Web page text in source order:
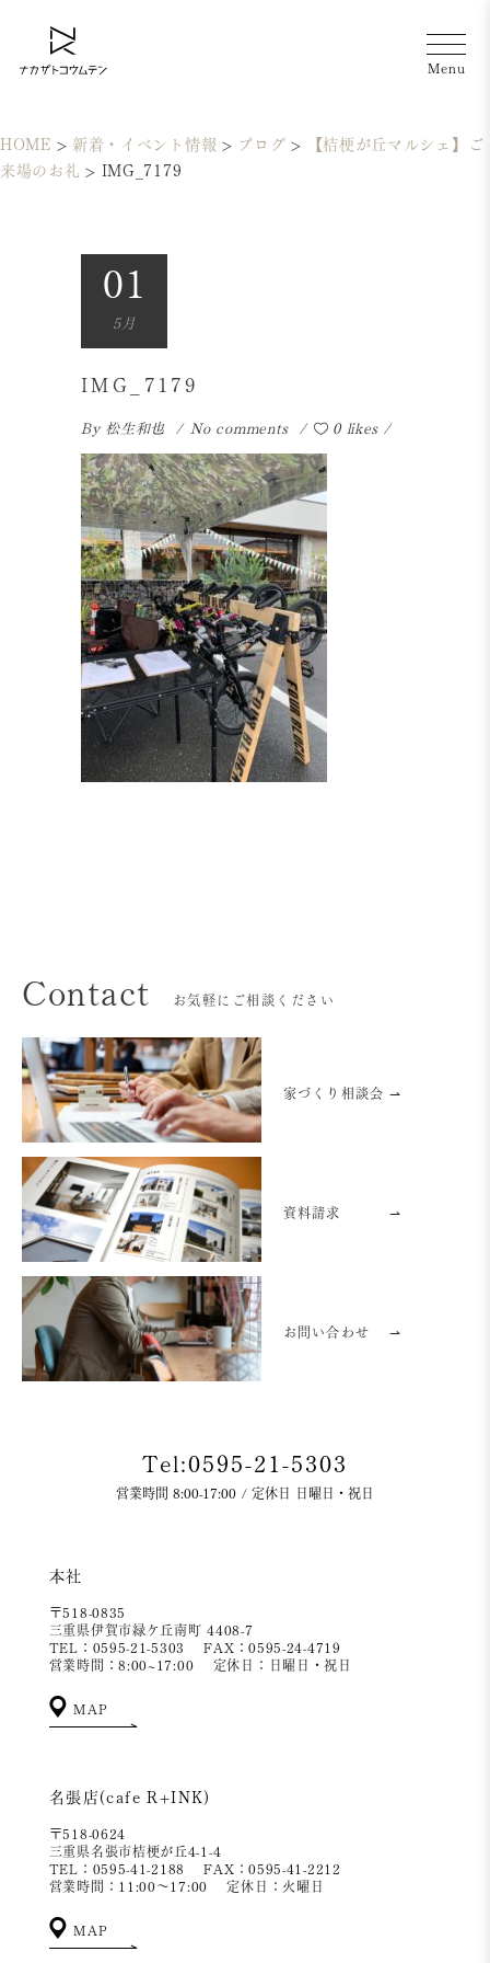
HOME > 新着・イベント情報 > ブログ >
【桔梗が丘マルシェ】ご
来場のお礼 > IMG_7179
01
5月
IMG_7179
By 松生和也 No comments 0 likes
Contact お気軽にご相談ください
家づくり相談会 ⇀
資料請求 ⇀
お問い合わせ ⇀
Tel:0595-21-5303
営業時間 8:00-17:00 / 定休日 日曜日・祝日
本社
〒518-0835
三重県伊賀市緑ケ丘南町 4408-7
TEL：0595-21-5303
FAX：0595-24-4719
営業時間：8:00~17:00
定休日：日曜日・祝日
MAP
名張店(cafe R+INK)
〒518-0624
三重県名張市桔梗が丘4-1-4
TEL：0595-41-2188
FAX：0595-41-2212
営業時間：11:00～17:00
定休日：火曜日
MAP